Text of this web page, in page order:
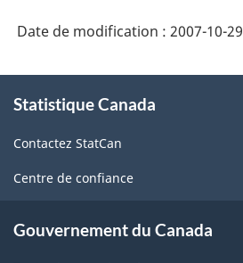
pointe
2007
-
divulgation
Date de modification : 2007-10-29
propos
ce
site
Statistique Canada
Contactez StatCan
Centre de confiance
Gouvernement du Canada